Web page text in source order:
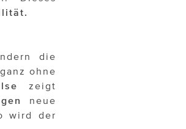
die
ohne
zeigt
neue
wird der